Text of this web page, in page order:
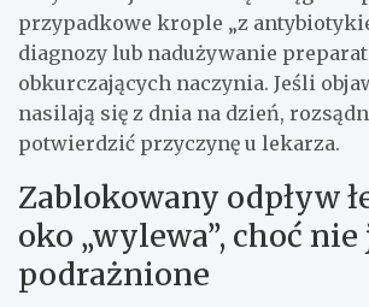
przypadkowe krople „z
diagnozy lub nadużywanie
obkurczających naczynia. Jeśli
nasilają się z dnia na dzień,
potwierdzić przyczynę u lekarza.
Zablokowany odpływ
oko „wylewa”, choć
podrażnione